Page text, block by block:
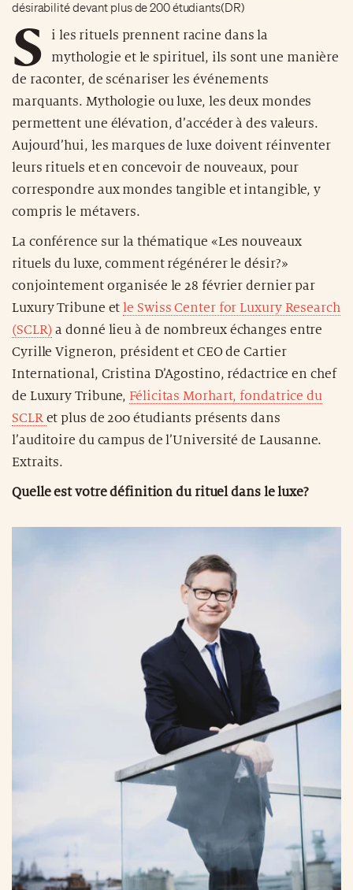
désirabilité devant plus de 200 étudiants(DR)
S
i les rituels prennent racine dans la
mythologie et le spirituel, ils sont une manière
de raconter, de scénariser les événements
marquants. Mythologie ou luxe, les deux mondes
permettent une élévation, d’accéder à des valeurs.
Aujourd’hui, les marques de luxe doivent réinventer
leurs rituels et en concevoir de nouveaux, pour
correspondre aux mondes tangible et intangible, y
compris le métavers.
La conférence sur la thématique «Les nouveaux
rituels du luxe, comment régénérer le désir?»
conjointement organisée le 28 février dernier par
Luxury Tribune etle Swiss Center for Luxury Research
(SCLR) a donné lieu à de nombreux échanges entre
Cyrille Vigneron, président et CEO de Cartier
International, Cristina D’Agostino, rédactrice en chef
de Luxury Tribune, Félicitas Morhart, fondatrice du
SCLR et plus de 200 étudiants présents dans
l’auditoire du campus de l’Université de Lausanne.
Extraits.
Quelle est votre définition du rituel dans le luxe?